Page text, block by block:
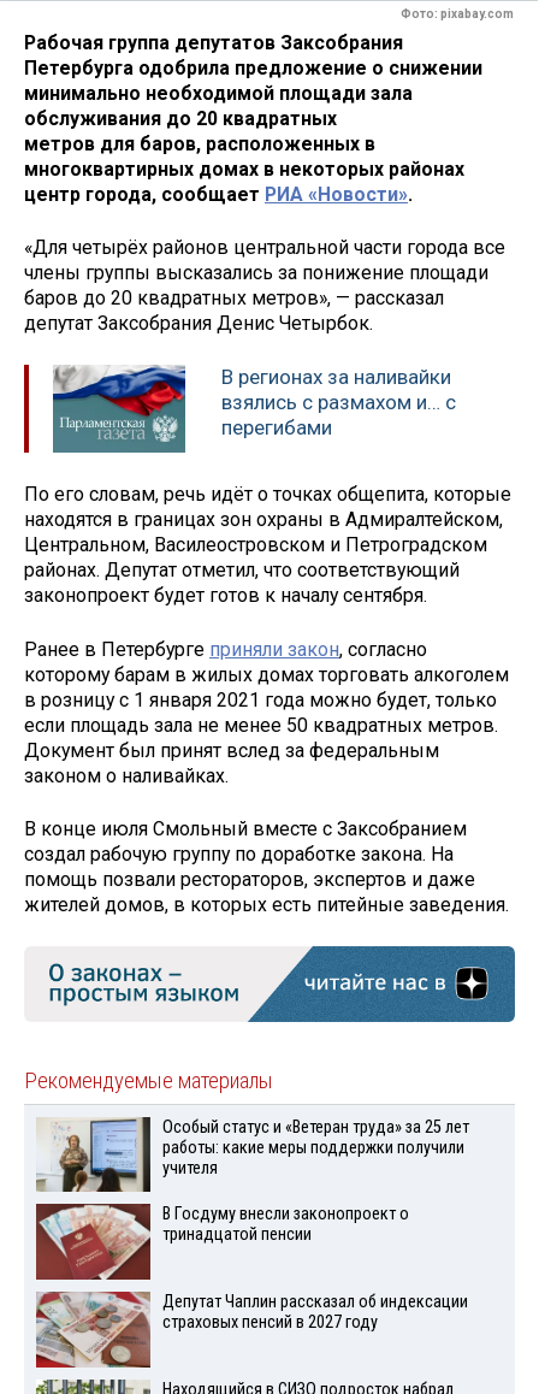
Фото: pixabay.com
Рабочая группа депутатов Заксобрания
Петербурга одобрила предложение о снижении
минимально необходимой площади зала
обслуживания до 20 квадратных
метров для баров, расположенных в
многоквартирных домах в некоторых районах
центр города, сообщает РИА «Новости».
«Для четырёх районов центральной части города все
члены группы высказались за понижение площади
баров до 20 квадратных метров», — рассказал
депутат Заксобрания Денис Четырбок.
В регионах за наливайки
взялись с размахом и… с
перегибами
По его словам, речь идёт о точках общепита, которые
находятся в границах зон охраны в Адмиралтейском,
Центральном, Василеостровском и Петроградском
районах. Депутат отметил, что соответствующий
законопроект будет готов к началу сентября.
Ранее в Петербурге приняли закон, согласно
которому барам в жилых домах торговать алкоголем
в розницу с 1 января 2021 года можно будет, только
если площадь зала не менее 50 квадратных метров.
Документ был принят вслед за федеральным
законом о наливайках.
В конце июля Смольный вместе с Заксобранием
создал рабочую группу по доработке закона. На
помощь позвали рестораторов, экспертов и даже
жителей домов, в которых есть питейные заведения.
Рекомендуемые материалы
Особый статус и «Ветеран труда» за 25 лет
работы: какие меры поддержки получили
учителя
В Госдуму внесли законопроект о
тринадцатой пенсии
Депутат Чаплин рассказал об индексации
страховых пенсий в 2027 году
Находящийся в СИЗО подросток набрал